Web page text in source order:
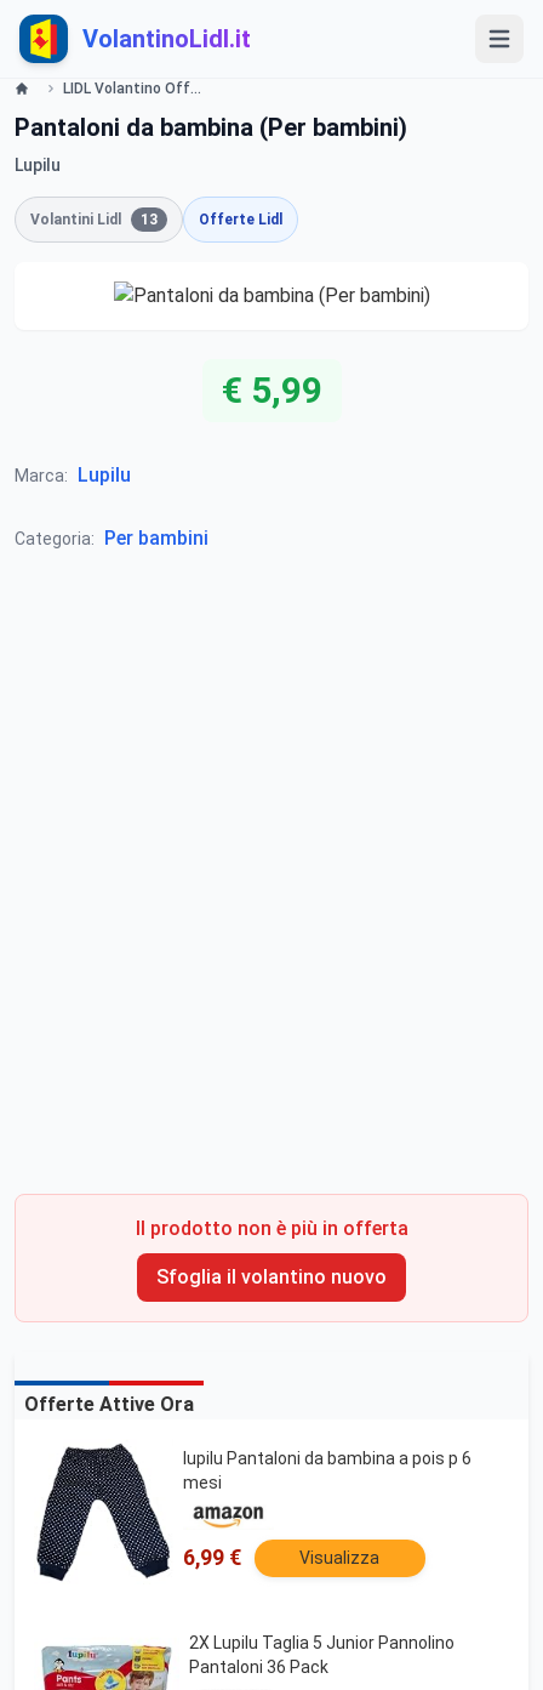
VolantinoLidl.it
LIDL Volantino Offerte e Promozioni - Baby - Offerte valide dal 20 febbraio 2017 Lidl
Pantaloni da bambina (Per bambini)
Lupilu
Volantini Lidl 13 Offerte Lidl
€ 5,99
Marca: Lupilu
Categoria: Per bambini
Il prodotto non è più in offerta
Sfoglia il volantino nuovo
Offerte Attive Ora
lupilu Pantaloni da bambina a pois p 6
mesi
6,99 € Visualizza
2X Lupilu Taglia 5 Junior Pannolino
Pantaloni 36 Pack